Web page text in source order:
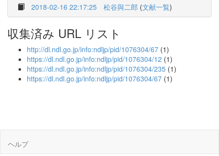
2018-02-16 22:17:25 松谷與二郎 (文献一覧)
収集済み URL リスト
http://dl.ndl.go.jp/info:ndljp/pid/1076304/67 (1)
https://dl.ndl.go.jp/info:ndljp/pid/1076304/12 (1)
https://dl.ndl.go.jp/info:ndljp/pid/1076304/235 (1)
https://dl.ndl.go.jp/info:ndljp/pid/1076304/67 (1)
ヘルプ